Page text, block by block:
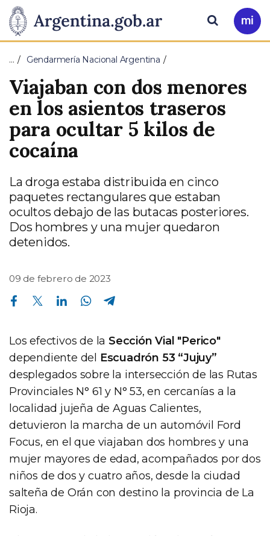
Presidencia
de
la
Nación
Pasar al contenido principal
Ir
a
Buscar
… Gendarmería Nacional Argentina
Viajaban con dos menores
en los asientos traseros
para ocultar 5 kilos de
cocaína
La droga estaba distribuida en cinco
paquetes rectangulares que estaban
ocultos debajo de las butacas posteriores.
Dos hombres y una mujer quedaron
detenidos.
09 de febrero de 2023
Compartir en Facebook Compartir en Twitter Compartir en Linkedin Compartir en Whatsapp
Los efectivos de la Sección Vial "Perico"
dependiente del Escuadrón 53 “Jujuy”
desplegados sobre la intersección de las Rutas
Provinciales N° 61 y N° 53, en cercanías a la
localidad jujeña de Aguas Calientes,
detuvieron la marcha de un automóvil Ford
Focus, en el que viajaban dos hombres y una
mujer mayores de edad, acompañados por dos
niños de dos y cuatro años, desde la ciudad
salteña de Orán con destino la provincia de La
Rioja.